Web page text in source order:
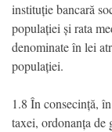
instituție bancară
populației și rata
denominate în lei
populației.
1.8 În consecință,
taxei, ordonanța de